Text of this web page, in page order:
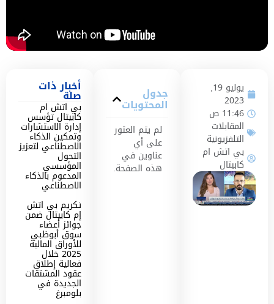
يوليو 19,
2023
11:46 ص
المقابلات
التلفزيونية
بي اتش ام
كابيتال
جدول
المحتويات
لم يتم العثور
على أي
عناوين في
هذه الصفحة.
أخبار ذات
صلة
بي اتش ام
كابيتال تؤسس
إدارة الاستشارات
وتمكين الذكاء
الاصطناعي لتعزيز
التحول
المؤسسي
المدعوم بالذكاء
الاصطناعي
تكريم بي اتش
إم كابيتال ضمن
جوائز أعضاء
سوق أبوظبي
للأوراق المالية
2025 خلال
فعالية إطلاق
عقود المشتقات
الجديدة في
بلومبرغ